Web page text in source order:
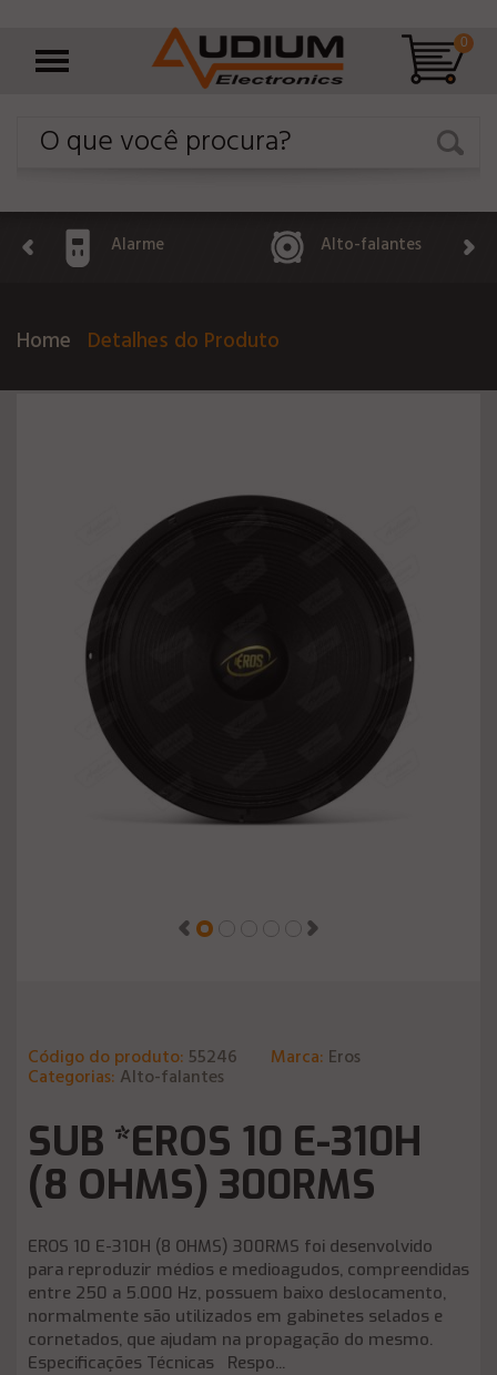
0
Alarme Alto-falantes
Home Detalhes do Produto
Código do produto: 55246 Marca: Eros
Categorias: Alto-falantes
SUB *EROS 10 E-310H
(8 OHMS) 300RMS
EROS 10 E-310H (8 OHMS) 300RMS foi desenvolvido
para reproduzir médios e medioagudos, compreendidas
entre 250 a 5.000 Hz, possuem baixo deslocamento,
normalmente são utilizados em gabinetes selados e
cornetados, que ajudam na propagação do mesmo.
Especificações Técnicas Respo...